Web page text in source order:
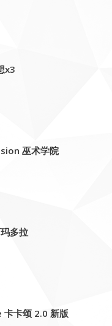
x3
巫术学院
多拉
卡颂 2.0 新版